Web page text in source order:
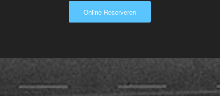
Online Reserveren